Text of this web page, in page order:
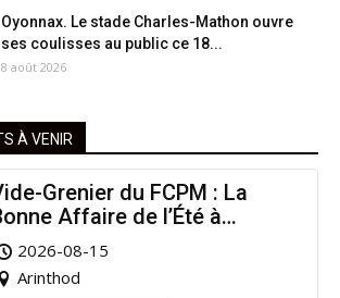
Oyonnax. Le stade Charles-Mathon ouvre
ses coulisses au public ce 18...
8 août 2026
À VENIR
Grenier du FCPM : La
Affaire de l’Été à
!
2026-08-15
Arinthod